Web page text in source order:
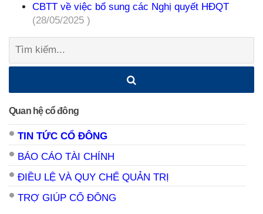
CBTT về việc bổ sung các Nghị quyết HĐQT
(28/05/2025 )
Tìm
Quan hệ cổ đông
TIN TỨC CỔ ĐÔNG
BÁO CÁO TÀI CHÍNH
ĐIỀU LỆ VÀ QUY CHẾ QUẢN TRỊ
TRỢ GIÚP CỔ ĐÔNG